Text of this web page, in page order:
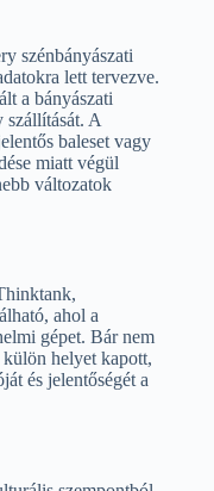
szénbányászati
lett tervezve.
a bányászati
szállítását. A
baleset vagy
miatt végül
változatok
ahol a
gépet. Bár nem
helyet kapott,
és jelentőségét a